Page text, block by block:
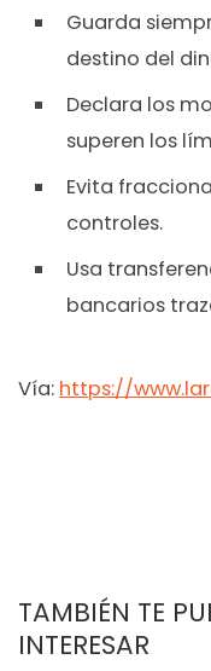
Guarda
destino del
Declara los
superen los
Evita
controles.
Usa
bancarios
Vía: https://
TAMBIÉN TE
INTERESAR